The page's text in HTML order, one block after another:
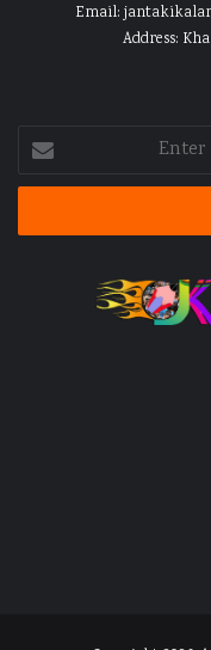
Email:
Address:
Enter
your
Email